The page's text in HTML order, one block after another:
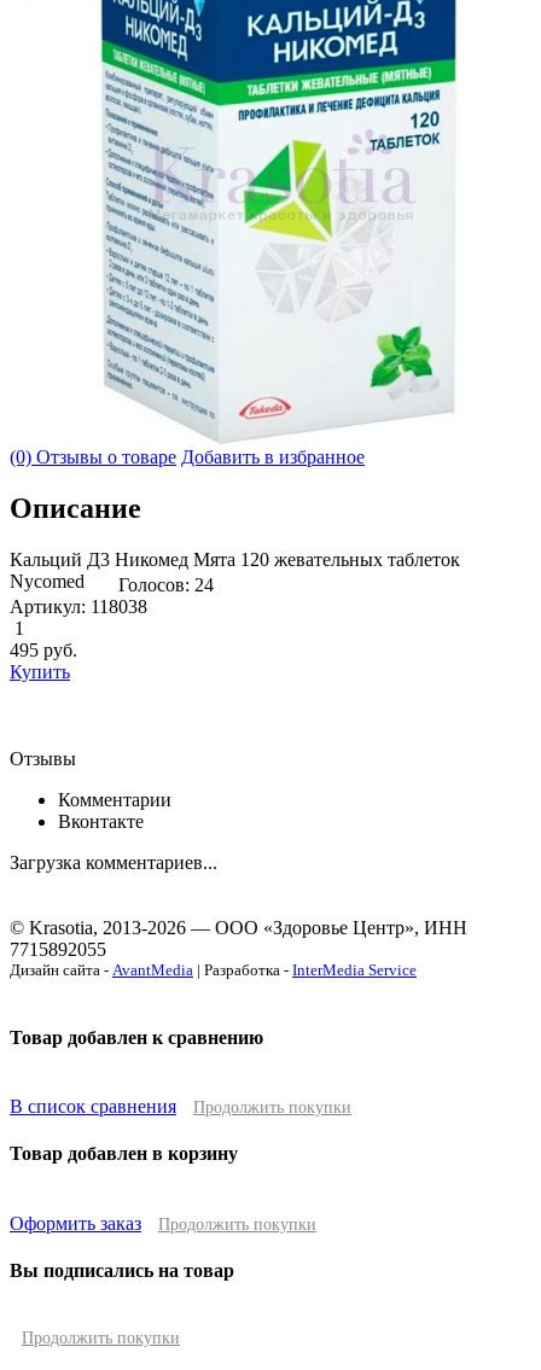
(0) Отзывы о товаре Добавить в избранное
Описание
Кальций Д3 Никомед Мята 120 жевательных таблеток
Nycomed
Голосов: 24
Артикул: 118038
1
495 руб.
Купить
Отзывы
Комментарии
Вконтакте
Загрузка комментариев...
© Krasotia, 2013-2026 — ООО «Здоровье Центр», ИНН
7715892055
Дизайн сайта - AvantMedia | Разработка - InterMedia Service
Товар добавлен к сравнению
В список сравнения Продолжить покупки
Товар добавлен в корзину
Оформить заказ Продолжить покупки
Вы подписались на товар
Продолжить покупки